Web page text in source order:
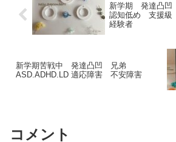
新学期 発達凸凹
認知低め 支援
経験者
新学期苦戦中 発達凸凹 兄弟
ASD.ADHD.LD 適応障害 不安障害
コメント